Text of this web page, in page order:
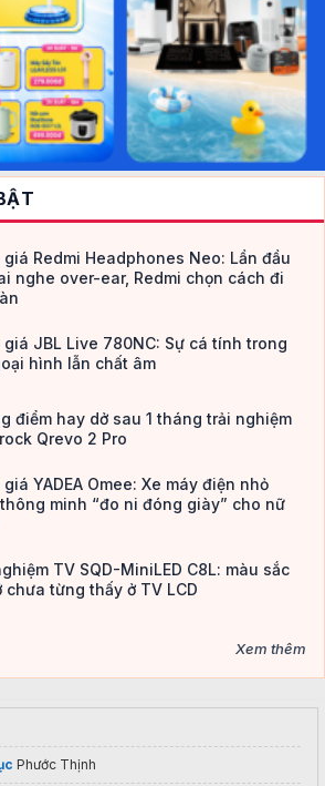
Redmi Headphones Neo: Lần đầu
nghe over-ear, Redmi chọn cách đi
JBL Live 780NC: Sự cá tính trong
hình lẫn chất âm
điểm hay dở sau 1 tháng trải nghiệm
Qrevo 2 Pro
YADEA Omee: Xe máy điện nhỏ
minh “đo ni đóng giày” cho nữ
TV SQD-MiniLED C8L: màu sắc
chưa từng thấy ở TV LCD
Xem thêm
Phước Thịnh